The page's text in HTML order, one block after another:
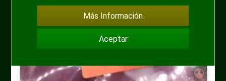
Más Información
Aceptar